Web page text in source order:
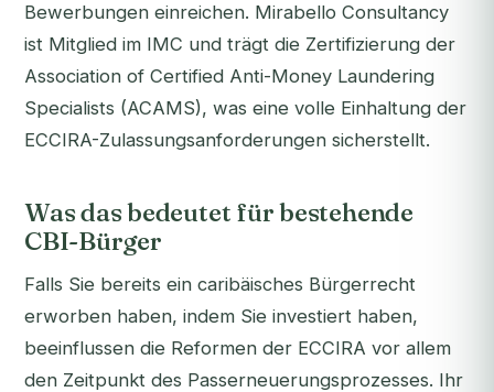
Bewerbungen einreichen. Mirabello Consultancy
ist Mitglied im IMC und trägt die Zertifizierung der
Association of Certified Anti-Money Laundering
Specialists (ACAMS), was eine volle Einhaltung der
ECCIRA-Zulassungsanforderungen sicherstellt.
Was das bedeutet für bestehende
CBI-Bürger
Falls Sie bereits ein caribäisches Bürgerrecht
erworben haben, indem Sie investiert haben,
beeinflussen die Reformen der ECCIRA vor allem
den Zeitpunkt des Passerneuerungsprozesses. Ihr